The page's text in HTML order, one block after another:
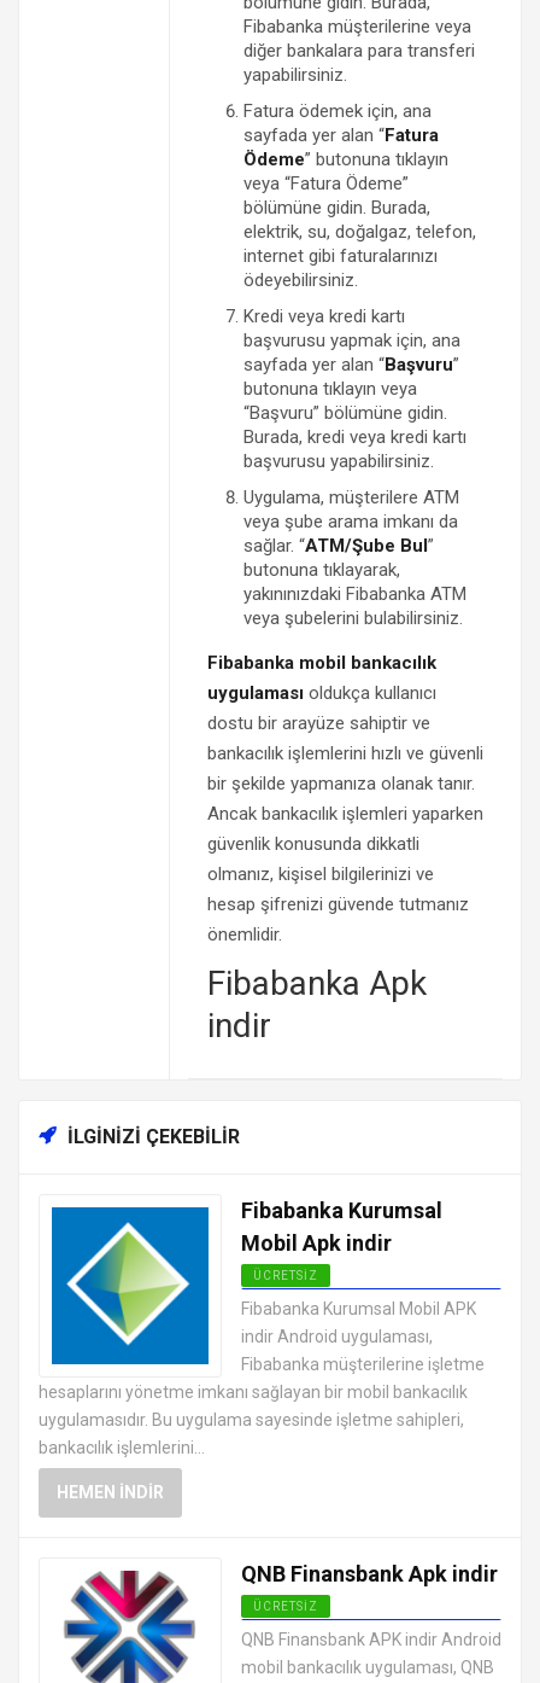
Fibabanka müşterilerine veya
diğer bankalara para transferi
yapabilirsiniz.
Fatura ödemek için, ana
sayfada yer alan “Fatura
Ödeme” butonuna tıklayın
veya “Fatura Ödeme”
bölümüne gidin. Burada,
elektrik, su, doğalgaz, telefon,
internet gibi faturalarınızı
ödeyebilirsiniz.
Kredi veya kredi kartı
başvurusu yapmak için, ana
sayfada yer alan “Başvuru”
butonuna tıklayın veya
“Başvuru” bölümüne gidin.
Burada, kredi veya kredi kartı
başvurusu yapabilirsiniz.
Uygulama, müşterilere ATM
veya şube arama imkanı da
sağlar. “ATM/Şube Bul”
butonuna tıklayarak,
yakınınızdaki Fibabanka ATM
veya şubelerini bulabilirsiniz.
Fibabanka mobil bankacılık
uygulamasıoldukça kullanıcı
dostu bir arayüze sahiptir ve
bankacılık işlemlerini hızlı ve güvenli
bir şekilde yapmanıza olanak tanır.
Ancak bankacılık işlemleri yaparken
güvenlik konusunda dikkatli
olmanız, kişisel bilgilerinizi ve
hesap şifrenizi güvende tutmanız
önemlidir.
Fibabanka Apk
indir
İLGINIZI ÇEKEBILIR
Fibabanka Kurumsal
Mobil Apk indir
ÜCRETSIZ
ANDROID FINANS UYGULAMALARI
APK
Fibabanka Kurumsal Mobil APK
indir Android uygulaması,
Fibabanka müşterilerine işletme
hesaplarını yönetme imkanı sağlayan bir mobil bankacılık
uygulamasıdır. Bu uygulama sayesinde işletme sahipleri,
bankacılık işlemlerini...
HEMEN İNDIR
QNB Finansbank Apk indir
ÜCRETSIZ
ANDROID FINANS UYGULAMALARI
APK
QNB Finansbank APK indir Android
mobil bankacılık uygulaması, QNB